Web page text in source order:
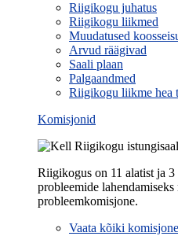
Riigikogu juhatus
Riigikogu liikmed
Muudatused
Arvud räägivad
Saali plaan
Palgaandmed
Riigikogu liikme hea
Komisjonid
Riigikogus on 11 alatist ja
probleemide
probleemkomisjone.
Vaata kõiki komisjone